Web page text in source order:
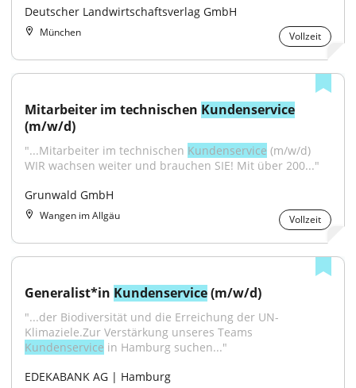
Deutscher Landwirtschaftsverlag GmbH
München Vollzeit
Mitarbeiter im technischen Kundenservice
(m/w/d)
"...Mitarbeiter im technischen Kundenservice (m/w/d)
WIR wachsen weiter und brauchen SIE! Mit über 200..."
Grunwald GmbH
Wangen im Allgäu Vollzeit
Generalist*in Kundenservice (m/w/d)
"...der Biodiversität und die Erreichung der UN-
Kundenservice in Hamburg suchen..."
EDEKABANK AG | Hamburg